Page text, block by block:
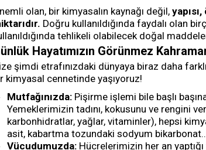
olan, bir kimyasalın kaynağı değil,
Doğru kullanıldığında faydalı olan
tehlikeli olabilecek doğal
Hayatımızın Görünmez
şimdi etrafınızdaki dünyaya biraz daha
kimyasal cennetinde yaşıyoruz!
Mutfağınızda: Pişirme işlemi bile başlı
Yemeklerimizin tadını, kokusunu ve rengini
karbonhidratlar, yağlar, vitaminler), hepsi
asit, kabartma tozundaki sodyum
Vücudumuzda: Hücrelerimizin her an